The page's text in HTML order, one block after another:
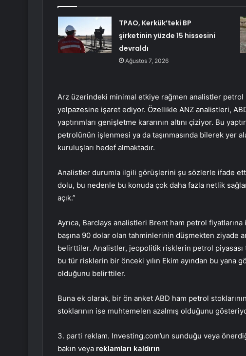
TPAO, Kerkük’teki BP
şirketinin yüzde 15 hissesini
devraldı
Ağustos 7, 2026
Arz üzerindeki minimal etkiye rağmen analistler petrol
yelpazesine işaret ediyor. Özellikle ANZ analistleri,
yaptırımları genişletme kararının altını çiziyor. Bu
petrolünün işlenmesi ya da taşınmasında bilerek yer
kuruluşları hedef almaktadır.
Analistler durumla ilgili görüşlerini şu sözlerle ifade
dolu, bu nedenle bu konuda çok daha fazla netlik
açık.”
Ayrıca, Barclays analistleri Brent ham petrol
başına 90 dolar olan tahminlerinin düşmekten ziyade
belirttiler. Analistler, jeopolitik risklerin petrol
bu tür risklerin bir önceki yılın Ekim ayından bu yana
olduğunu belirttiler.
Buna ek olarak, bir ön anket ABD ham petrol
stoklarının ise muhtemelen azalmış olduğunu
3. parti reklam. Investing.com’un sunduğu veya
bakın veya reklamları kaldırın